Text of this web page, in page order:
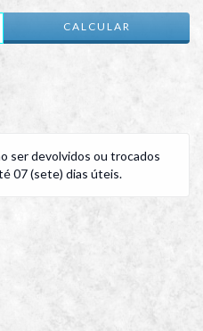
CALCULAR
ser devolvidos ou trocados
07 (sete) dias úteis.